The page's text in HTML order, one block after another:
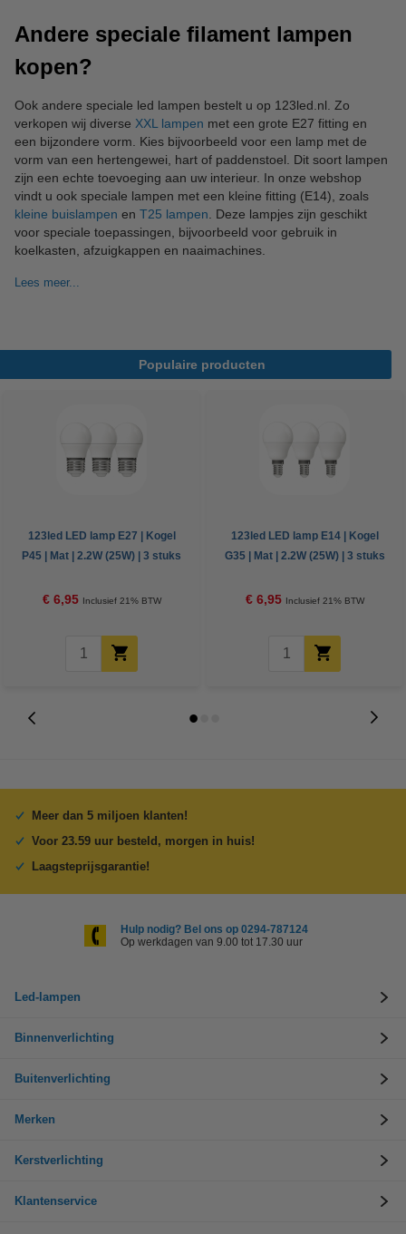
Andere speciale filament lampen
kopen?
Ook andere speciale led lampen bestelt u op 123led.nl. Zo
verkopen wij diverse XXL lampen met een grote E27 fitting en
een bijzondere vorm. Kies bijvoorbeeld voor een lamp met de
vorm van een hertengewei, hart of paddenstoel. Dit soort lampen
zijn een echte toevoeging aan uw interieur. In onze webshop
vindt u ook speciale lampen met een kleine fitting (E14), zoals
kleine buislampen en T25 lampen . Deze lampjes zijn geschikt
voor speciale toepassingen, bijvoorbeeld voor gebruik in
koelkasten, afzuigkappen en naaimachines.
Lees meer...
Populaire producten
123led LED lamp E27 | Kogel
P45 | Mat | 2.2W (25W) | 3 stuks
€ 6,95 Inclusief 21% BTW
123led LED lamp E14 | Kogel
G35 | Mat | 2.2W (25W) | 3 stuks
€ 6,95 Inclusief 21% BTW
Meer dan 5 miljoen klanten!
Voor 23.59 uur besteld, morgen in huis!
Laagsteprijsgarantie!
Hulp nodig? Bel ons op 0294-787124
Op werkdagen van 9.00 tot 17.30 uur
Led-lampen
Binnenverlichting
Buitenverlichting
Merken
Kerstverlichting
Klantenservice